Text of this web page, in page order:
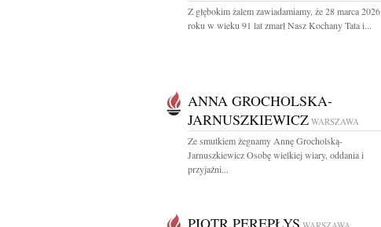
Z głębokim żalem zawiadamiamy, że 28 marca 2026
roku w wieku 91 lat zmarł Nasz Kochany Tata i...
ANNA GROCHOLSKA-
JARNUSZKIEWICZ WARSZAWA
Ze smutkiem żegnamy Annę Grocholską-
Jarnuszkiewicz Osobę wielkiej wiary, oddania i
przyjaźni...
PIOTR PEREPŁYS